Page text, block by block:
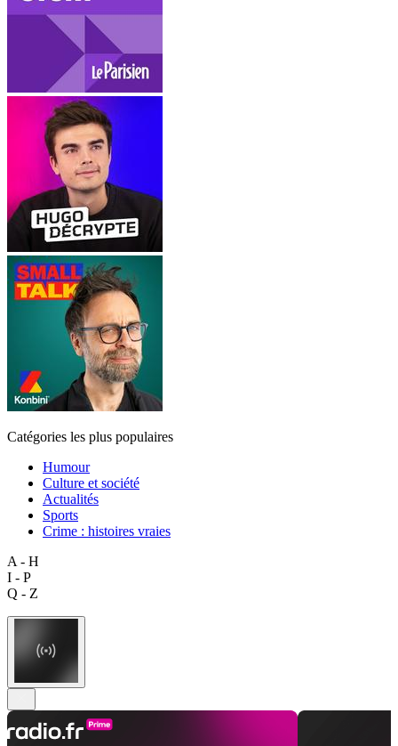
Catégories les plus populaires
Humour
Culture et société
Actualités
Sports
Crime : histoires vraies
A - H
I - P
Q - Z